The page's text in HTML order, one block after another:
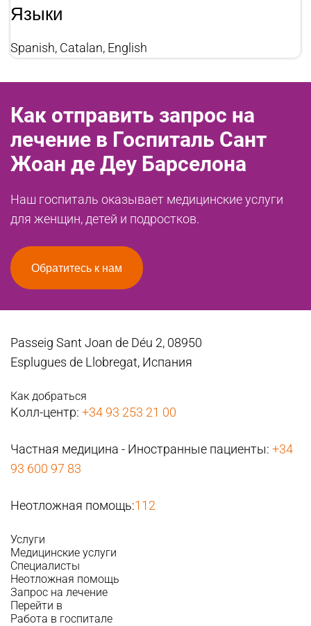
Языки
Spanish, Catalan, English
Как отправить запрос на
лечение в Госпиталь Сант
Жоан де Деу Барселона
Наш госпиталь оказывает медицинские услуги
для женщин, детей и подростков.
Обратитесь к нам
Passeig Sant Joan de Déu 2, 08950
Esplugues de Llobregat, Испания
Как добраться
Колл-центр: +34 93 253 21 00
Частная медицина - Иностранные пациенты: +34
93 600 97 83
Неотложная помощь:112
Услуги
Медицинские услуги
Специалисты
Неотложная помощь
Запрос на лечение
Перейти в
Работа в госпитале